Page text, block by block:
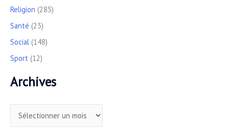
Religion (285)
Santé (23)
Social (148)
Sport (12)
Archives